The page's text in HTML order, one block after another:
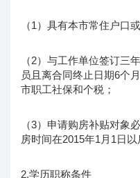
（1）具有本市常住户口
（2）与工作单位签订三
员且离合同终止日期6个
市职工社保和个税；
（3）申请购房补贴对象
房时间在2015年1月1日以
2.学历职称条件